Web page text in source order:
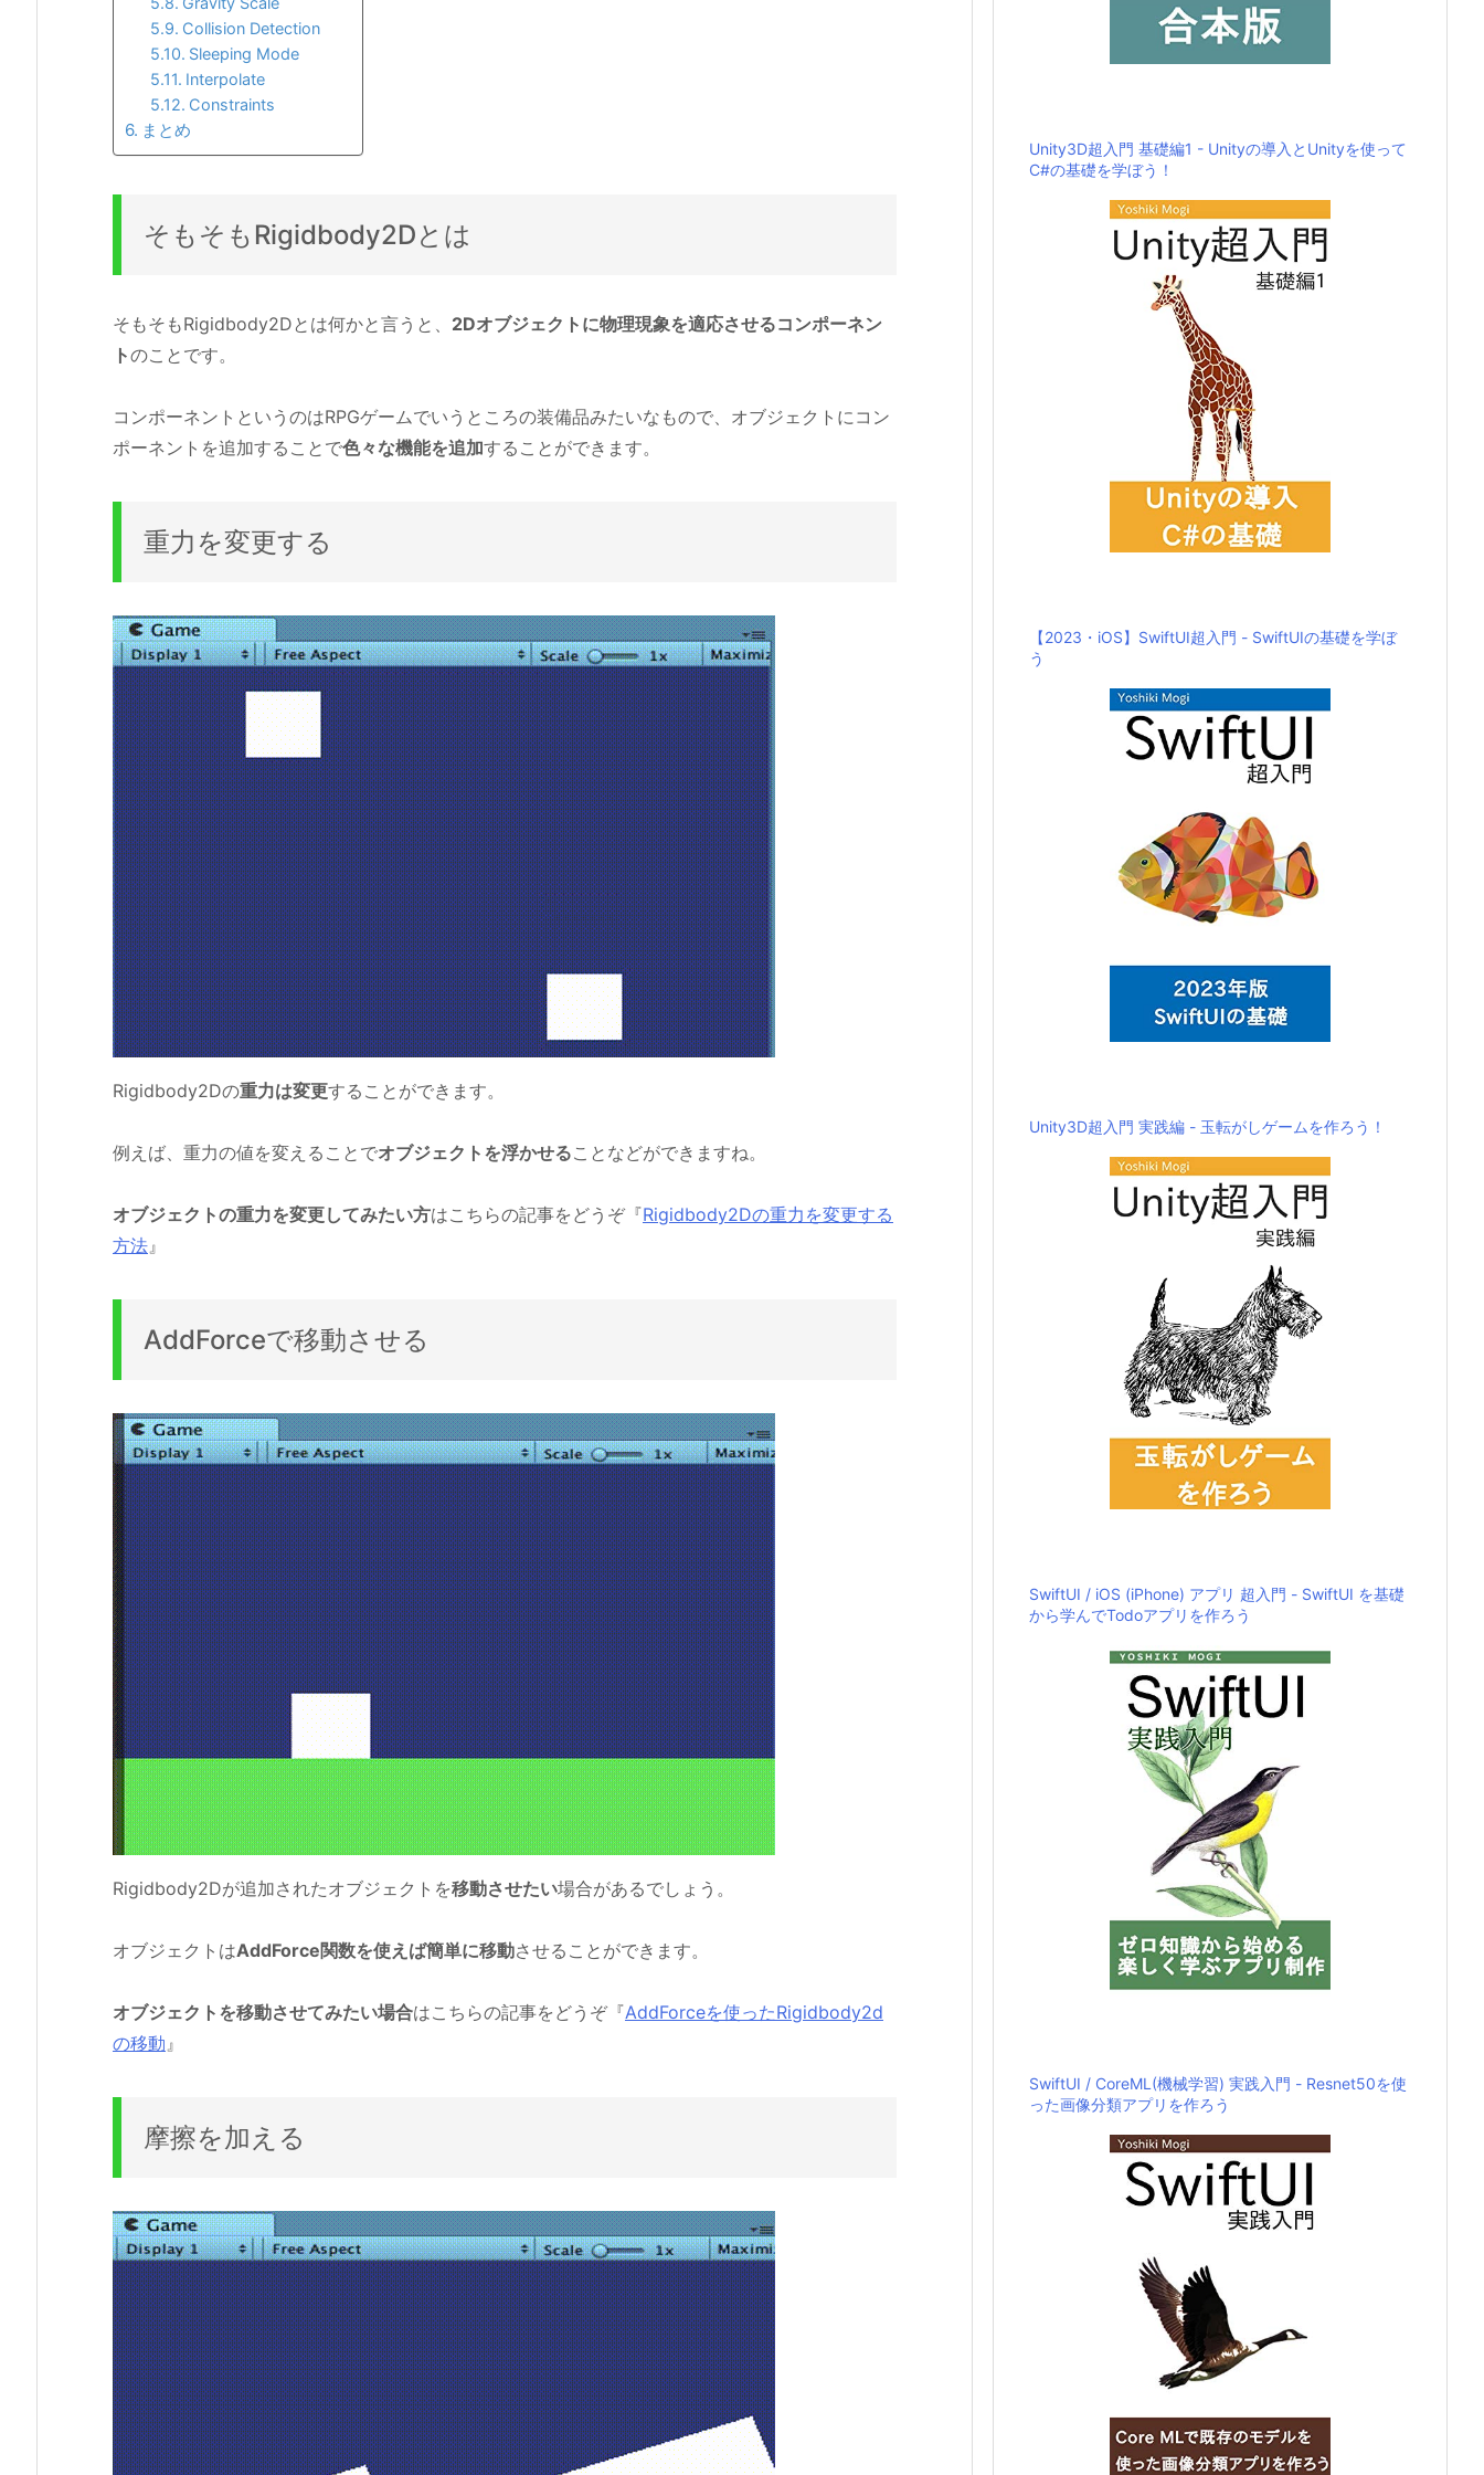
Collision Detection
Sleeping Mode
Interpolate
Constraints
まとめ
そもそもRigidbody2Dとは
そもそもRigidbody2Dとは何かと言うと、 2Dオブジェクトに物理現象を適応させるコンポーネン
トのことです。
コンポーネントというのはRPGゲームでいうところの装備品みたいなもので、オブジェクトにコン
ポーネントを追加することで色々な機能を追加することができます。
重力を変更する
Rigidbody2Dの重力は変更することができます。
例えば、重力の値を変えることでオブジェクトを浮かせることなどができますね。
オブジェクトの重力を変更してみたい方はこちらの記事をどうぞ『Rigidbody2Dの重力を変更する
方法 』
AddForceで移動させる
Rigidbody2Dが追加されたオブジェクトを移動させたい場合があるでしょう。
オブジェクトはAddForce関数を使えば簡単に移動させることができます。
オブジェクトを移動させてみたい場合はこちらの記事をどうぞ『AddForceを使ったRigidbody2d
の移動 』
摩擦を加える
Unity3D超入門 基礎編1 - Unityの導入とUnityを使って
C#の基礎を学ぼう！
【2023・iOS】SwiftUI超入門 - SwiftUIの基礎を学ぼ
う
Unity3D超入門 実践編 - 玉転がしゲームを作ろう！
SwiftUI / iOS (iPhone) アプリ 超入門 - SwiftUI を基礎
から学んでTodoアプリを作ろう
SwiftUI / CoreML(機械学習) 実践入門 - Resnet50を使
った画像分類アプリを作ろう